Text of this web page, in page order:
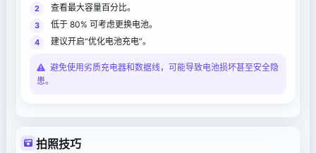
查看最大容量百分比。
低于 80% 可考虑更换电池。
建议开启“优化电池充电”。
避免使用劣质充电器和数据线，可能导致电池损坏甚至安全隐
患。
拍照技巧